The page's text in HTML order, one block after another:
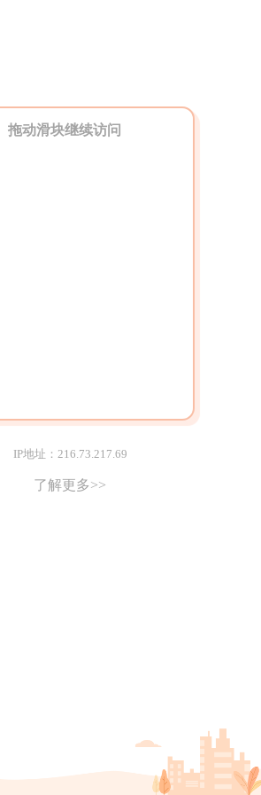
拖动滑块继续访问
IP地址：216.73.217.69
了解更多>>